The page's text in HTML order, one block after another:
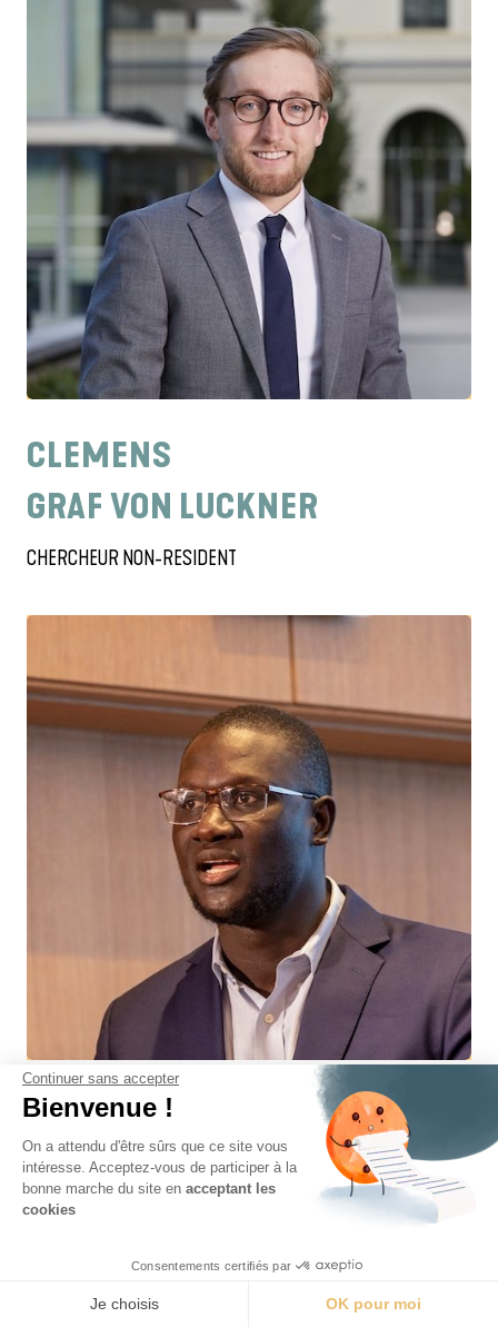
CLEMENS
GRAF VON LUCKNER
CHERCHEUR NON-RESIDENT
ABDOULAYE
NDIAYE
CHERCHEUR NON-RESIDENT
PRÉSIDENT FONDATEUR
Continuer sans accepter
Bienvenue !
On a attendu d'être sûrs que ce site vous
intéresse. Acceptez-vous de participer à la
bonne marche du site en acceptant les
cookies
Consentements certifiés par
Je choisis OK pour moi